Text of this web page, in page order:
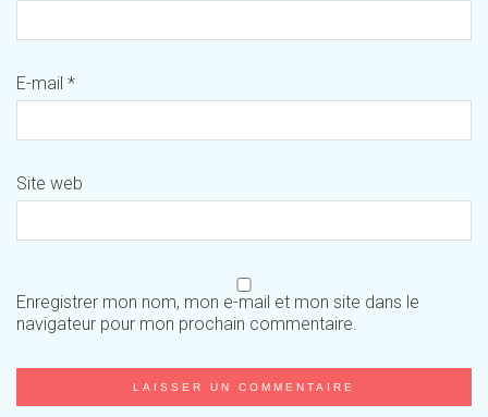
E-mail *
Site web
Enregistrer mon nom, mon e-mail et mon site dans le
navigateur pour mon prochain commentaire.